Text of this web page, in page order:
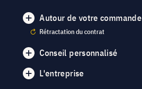
Autour de votre commande
Rétractation du contrat
Conseil personnalisé
L'entreprise